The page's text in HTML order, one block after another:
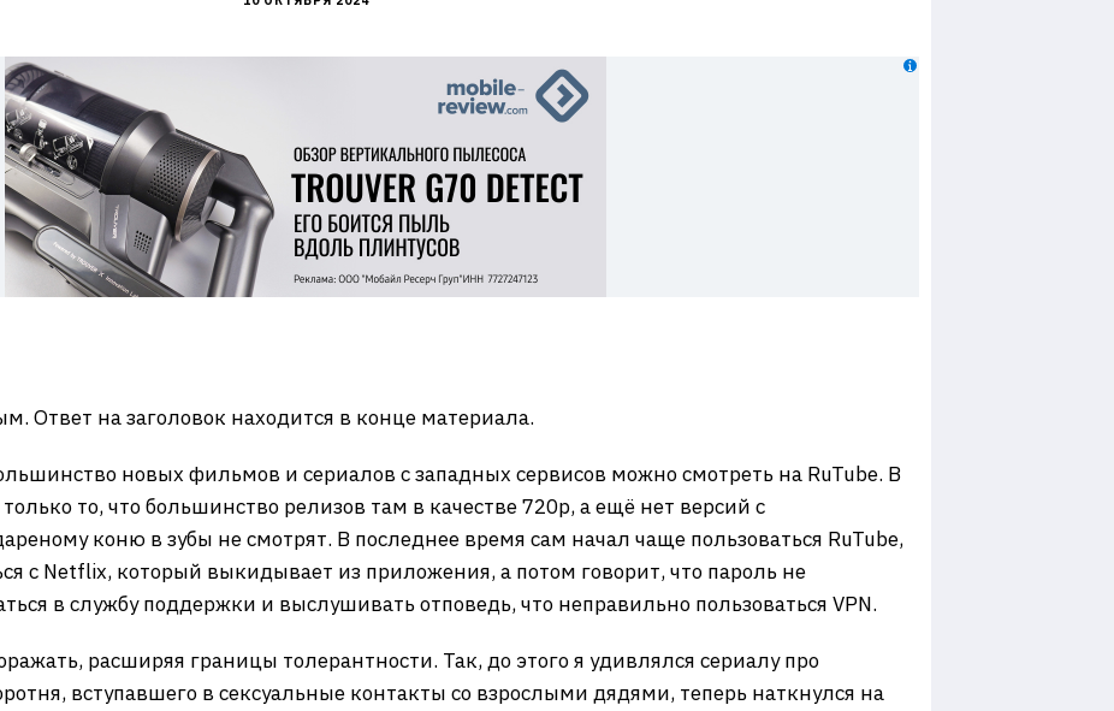
Ответ на заголовок находится в конце материала.
новых фильмов и сериалов с западных сервисов можно смотреть на RuTube. В
то, что большинство релизов там в качестве 720p, а ещё нет версий с
коню в зубы не смотрят. В последнее время сам начал чаще пользоваться RuTube,
с Netflix, который выкидывает из приложения, а потом говорит, что пароль не
в службу поддержки и выслушивать отповедь, что неправильно пользоваться VPN.
расширяя границы толерантности. Так, до этого я удивлялся сериалу про
вступавшего в сексуальные контакты со взрослыми дядями, теперь наткнулся на